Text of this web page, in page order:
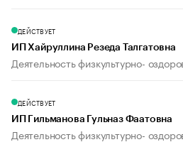
ДЕЙСТВУЕТ
ИП Хайруллина Резеда Талгатовна
Деятельность физкультурно-
ДЕЙСТВУЕТ
ИП Гильманова Гульназ Фаатовна
Деятельность физкультурно-